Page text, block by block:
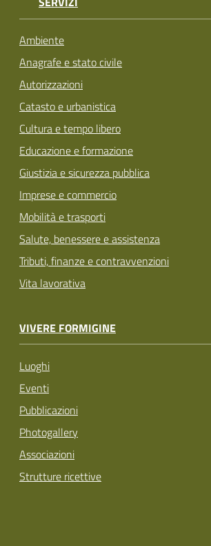
Ambiente
Anagrafe e stato civile
Autorizzazioni
Catasto e urbanistica
Cultura e tempo libero
Educazione e formazione
Giustizia e sicurezza pubblica
Imprese e commercio
Mobilità e trasporti
Salute, benessere e assistenza
Tributi, finanze e contravvenzioni
Vita lavorativa
VIVERE FORMIGINE
Luoghi
Eventi
Pubblicazioni
Photogallery
Associazioni
Strutture ricettive